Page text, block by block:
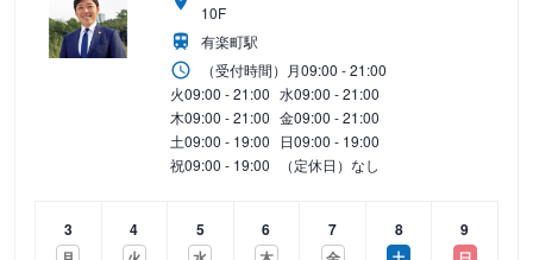
10F
有楽町駅
（受付時間） 月09:00 - 21:00
火09:00 - 21:00 水09:00 - 21:00
木09:00 - 21:00 金09:00 - 21:00
土09:00 - 19:00 日09:00 - 19:00
祝09:00 - 19:00 （定休日）なし
3
4
5
6
7
8
9